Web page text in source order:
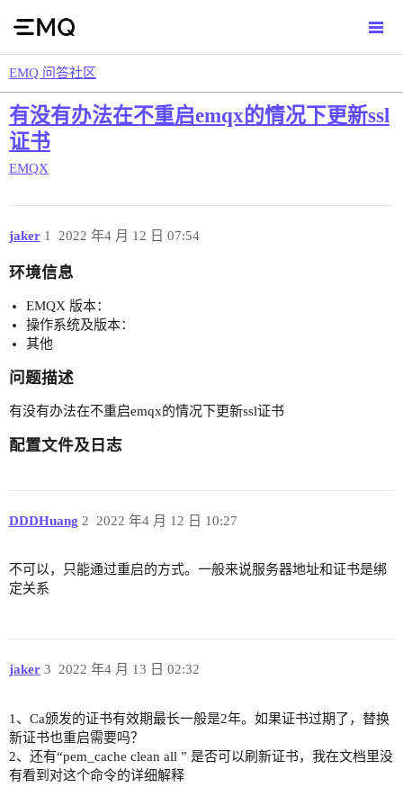
EMQ 问答社区
有没有办法在不重启emqx的情况下更新ssl
证书
EMQX
jaker 2022 年4 月 12 日 07:54
1
环境信息
EMQX 版本：
操作系统及版本：
其他
问题描述
有没有办法在不重启emqx的情况下更新ssl证书
配置文件及日志
DDDHuang 2022 年4 月 12 日 10:27
2
不可以，只能通过重启的方式。一般来说服务器地址和证书是绑
定关系
jaker 2022 年4 月 13 日 02:32
3
1、Ca颁发的证书有效期最长一般是2年。如果证书过期了，替换
新证书也重启需要吗？
2、还有“pem_cache clean all ” 是否可以刷新证书，我在文档里没
有看到对这个命令的详细解释